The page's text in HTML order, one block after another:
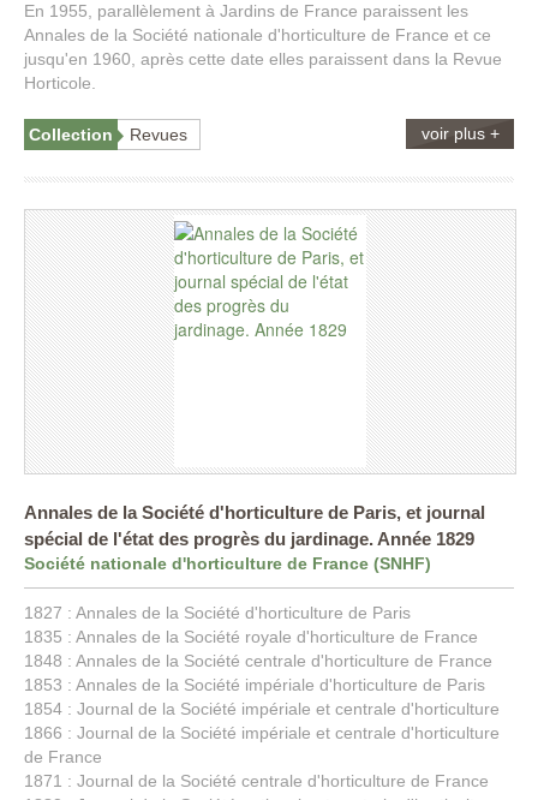
En 1955, parallèlement à Jardins de France paraissent les
Annales de la Société nationale d'horticulture de France et ce
jusqu'en 1960, après cette date elles paraissent dans la Revue
Horticole.
Collection Revues voir plus +
Annales de la Société d'horticulture de Paris, et journal
spécial de l'état des progrès du jardinage. Année 1829
Société nationale d'horticulture de France (SNHF)
1827 : Annales de la Société d'horticulture de Paris
1835 : Annales de la Société royale d'horticulture de France
1848 : Annales de la Société centrale d'horticulture de France
1853 : Annales de la Société impériale d'horticulture de Paris
1854 : Journal de la Société impériale et centrale d'horticulture
1866 : Journal de la Société impériale et centrale d'horticulture
de France
1871 : Journal de la Société centrale d'horticulture de France